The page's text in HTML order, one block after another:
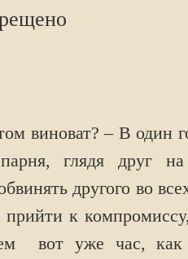
виноват? – В один
парня, глядя друг
другого во
к
вот уже час, как